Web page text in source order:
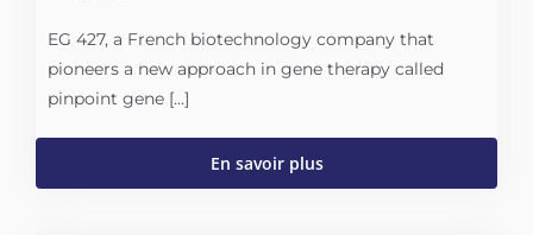
EG 427, a French biotechnology company that
pioneers a new approach in gene therapy called
pinpoint gene [...]
En savoir plus